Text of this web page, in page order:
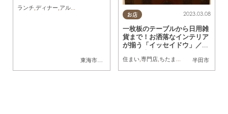
東海市
,大府市
ランチ ディナー アルコール
お店
半田市
2023.03.08
一枚板のテーブルから日用雑
貨まで！お洒落なインテリア
が揃う「イッセイドウ」／ち
たまる広告
住まい,専門店,ちたまる広告 ,クーポン